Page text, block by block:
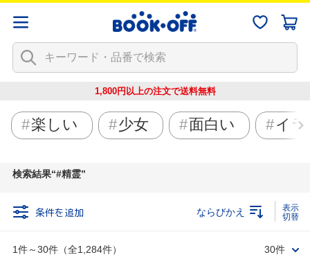
1,800円以上の注文で送料無料
楽しい 少女 面白い イ
検索結果 #精霊
条件を追加
1件～30件（全1,284件）
ならびかえ
30件